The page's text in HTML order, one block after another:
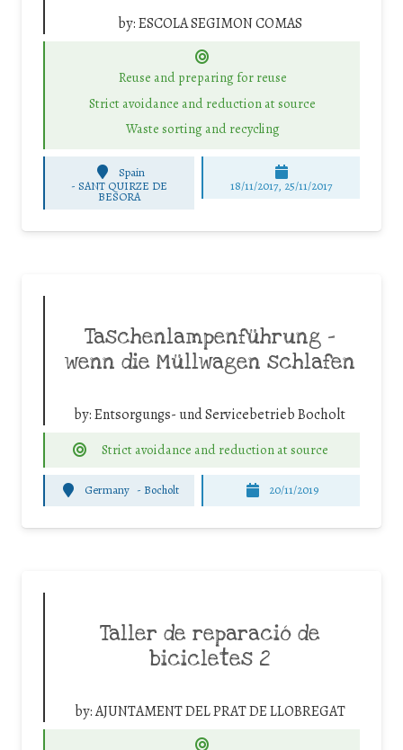
by:ESCOLA SEGIMON COMAS
Reuse and preparing for reuse
Strict avoidance and reduction at source
Waste sorting and recycling
Spain
-SANT QUIRZE DE
BESORA
18/11/2017, 25/11/2017
Taschenlampenführung –
wenn die Müllwagen schlafen
by:Entsorgungs- und Servicebetrieb Bocholt
Strict avoidance and reduction at source
Germany - Bocholt 20/11/2019
Taller de reparació de
bicicletes 2
by:AJUNTAMENT DEL PRAT DE LLOBREGAT